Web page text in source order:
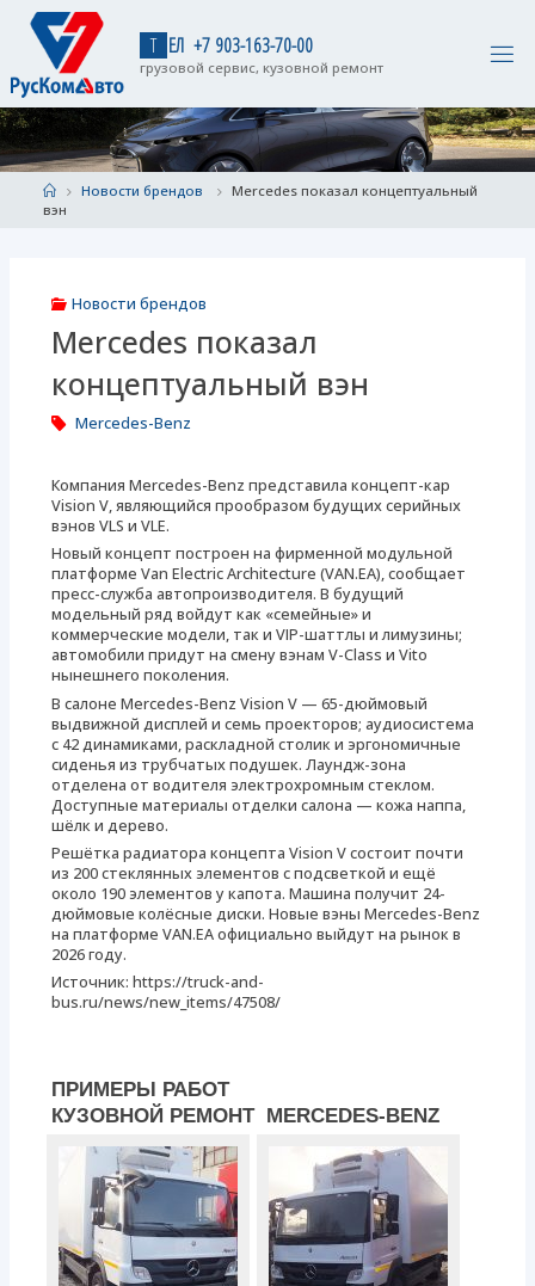
content
Т ЕЛ +7 903-163-70-00
грузовой сервис, кузовной ремонт
HomeНовости брендов
Mercedes показал концептуальный
вэн
Новости брендов
Mercedes показал
концептуальный вэн
Mercedes-Benz
Компания Mercedes-Benz представила концепт-кар
Vision V, являющийся прообразом будущих серийных
вэнов VLS и VLE.
Новый концепт построен на фирменной модульной
платформе Van Electric Architecture (VAN.EA), сообщает
пресс-служба автопроизводителя. В будущий
модельный ряд войдут как «семейные» и
коммерческие модели, так и VIP-шаттлы и лимузины;
автомобили придут на смену вэнам V-Class и Vito
нынешнего поколения.
В салоне Mercedes-Benz Vision V — 65-дюймовый
выдвижной дисплей и семь проекторов; аудиосистема
с 42 динамиками, раскладной столик и эргономичные
сиденья из трубчатых подушек. Лаундж-зона
отделена от водителя электрохромным стеклом.
Доступные материалы отделки салона — кожа наппа,
шёлк и дерево.
Решётка радиатора концепта Vision V состоит почти
из 200 стеклянных элементов с подсветкой и ещё
около 190 элементов у капота. Машина получит 24-
дюймовые колёсные диски. Новые вэны Mercedes-Benz
на платформе VAN.EA официально выйдут на рынок в
2026 году.
Источник: https://truck-and-
bus.ru/news/new_items/47508/
ПРИМЕРЫ РАБОТ
КУЗОВНОЙ РЕМОНТ MERCEDES-BENZ